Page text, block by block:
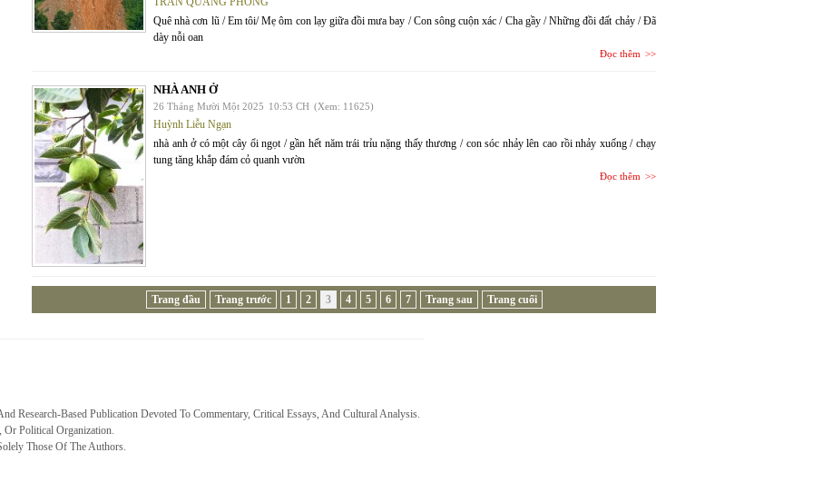
Quê nhà cơn lũ / Em tôi/ Mẹ ôm con lạy giữa đồi mưa bay / Con sông cuộn xác / Cha gầy / Những đồi đất chảy / Đã
dày nỗi oan
Đọc thêm
NHÀ ANH Ở
26 Tháng Mười Một 2025 10:53 CH (Xem: 11625)
Huỳnh Liễu Ngạn
nhà anh ở có một cây ổi ngọt / gần hết năm trái trỉu nặng thấy thương / con sóc nhảy lên cao rồi nhảy xuống / chạy
tung tăng khắp đám cỏ quanh vườn
Đọc thêm
Trang đầu Trang trước 1 2 3 4 5 6 7 Trang sau Trang cuối
Research-Based Publication Devoted To Commentary, Critical Essays, And Cultural Analysis.
Political Organization.
Those Of The Authors.